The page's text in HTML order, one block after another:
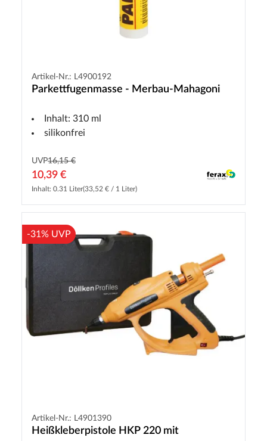
Artikel-Nr.: L4900192
Parkettfugenmasse - Merbau-Mahagoni
Inhalt: 310 ml
silikonfrei
UVP16,15 €
10,39 €
Inhalt: 0.31 Liter(33,52 € / 1 Liter)
-31% UVP
Artikel-Nr.: L4901390
Heißkleberpistole HKP 220 mit